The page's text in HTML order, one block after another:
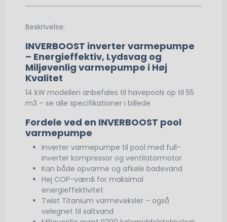
Beskrivelse:
INVERBOOST inverter varmepumpe
– Energieffektiv, Lydsvag og
Miljøvenlig varmepumpe i Høj
Kvalitet
14 kW modellen anbefales til havepools op til 55
m3 – se alle specifikationer i billede
Fordele ved en INVERBOOST pool
varmepumpe
Inverter varmepumpe til pool med full-
inverter kompressor og ventilatormotor
Kan både opvarme og afkøle badevand
Høj COP-værdi for maksimal
energieffektivitet
Twist Titanium varmeveksler – også
velegnet til saltvand